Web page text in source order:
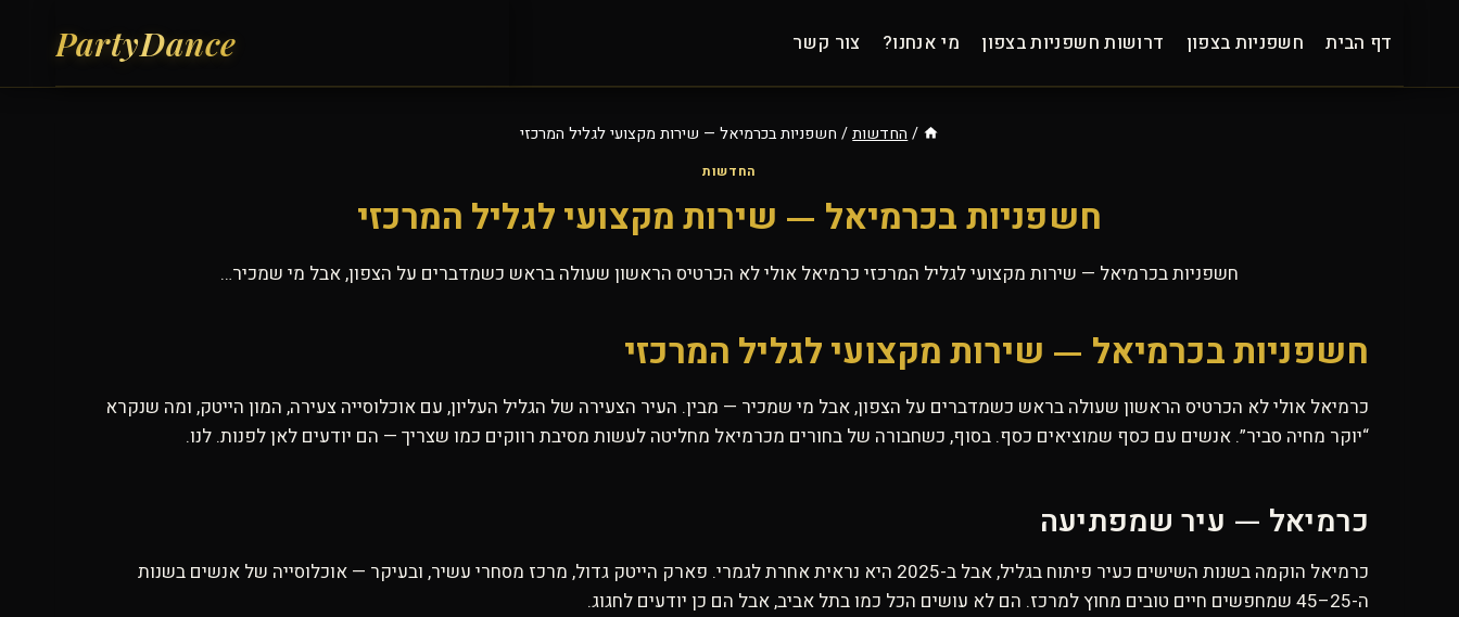
דף הבית חשפניות בצפון דרושות חשפניות בצפון מי אנחנו? צור קשר
/ החדשות / חשפניות בכרמיאל — שירות מקצועי לגליל המרכזי
החדשות
חשפניות בכרמיאל — שירות מקצועי לגליל המרכזי
חשפניות בכרמיאל — שירות מקצועי לגליל המרכזי כרמיאל אולי לא הכרטיס הראשון שעולה בראש כשמדברים על הצפון, אבל מי שמכיר…
חשפניות בכרמיאל — שירות מקצועי לגליל המרכזי
כרמיאל אולי לא הכרטיס הראשון שעולה בראש כשמדברים על הצפון, אבל מי שמכיר — מבין. העיר הצעירה של הגליל העליון, עם אוכלוסייה צעירה, המון הייטק, ומה שנקרא
“יוקר מחיה סביר”. אנשים עם כסף שמוציאים כסף. בסוף, כשחבורה של בחורים מכרמיאל מחליטה לעשות מסיבת רווקים כמו שצריך — הם יודעים לאן לפנות. לנו.
כרמיאל — עיר שמפתיעה
כרמיאל הוקמה בשנות השישים כעיר פיתוח בגליל, אבל ב-2025 היא נראית אחרת לגמרי. פארק הייטק גדול, מרכז מסחרי עשיר, ובעיקר — אוכלוסייה של אנשים בשנות
ה-25–45 שמחפשים חיים טובים מחוץ למרכז. הם לא עושים הכל כמו בתל אביב, אבל הם כן יודעים לחגוג.